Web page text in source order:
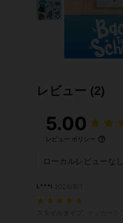
レビュー (2)
5.00
レビュー ポリシー
ローカルレビューなし
L***i